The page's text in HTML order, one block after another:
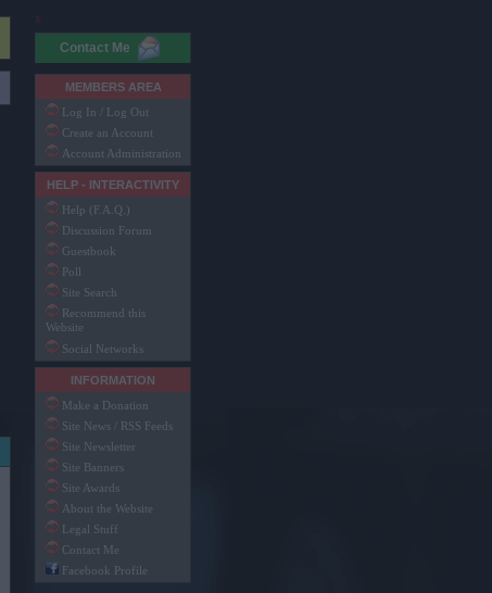
x
Contact Me
MEMBERS AREA
Log In / Log Out
Create an Account
Account Administration
HELP - INTERACTIVITY
Help (F.A.Q.)
Discussion Forum
Guestbook
Poll
Site Search
Recommend this
Website
Social Networks
INFORMATION
Make a Donation
Site News / RSS Feeds
Site Newsletter
Site Banners
Site Awards
About the Website
Legal Stuff
Contact Me
Facebook Profile